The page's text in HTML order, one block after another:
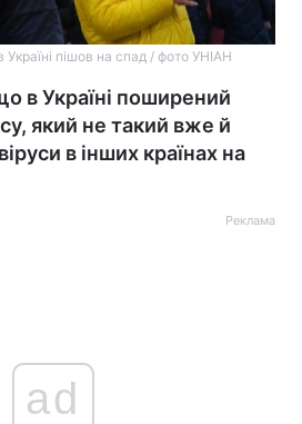
пішов на спад / фото УНІАН
в Україні поширений
який не такий вже й
в інших країнах на
Реклама
ad